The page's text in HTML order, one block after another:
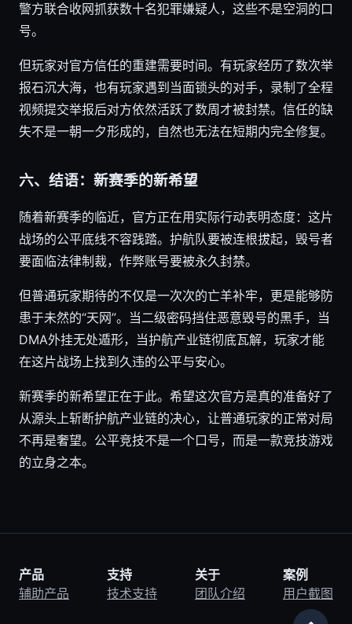
警方联合收网抓获数十名犯罪嫌疑人，这些不是空洞的口
号。
但玩家对官方信任的重建需要时间。有玩家经历了数次举
报石沉大海，也有玩家遇到当面锁头的对手，录制了全程
视频提交举报后对方依然活跃了数周才被封禁。信任的缺
失不是一朝一夕形成的，自然也无法在短期内完全修复。
六、结语：新赛季的新希望
随着新赛季的临近，官方正在用实际行动表明态度：这片
战场的公平底线不容践踏。护航队要被连根拔起，毁号者
要面临法律制裁，作弊账号要被永久封禁。
但普通玩家期待的不仅是一次次的亡羊补牢，更是能够防
患于未然的“天网”。当二级密码挡住恶意毁号的黑手，当
DMA外挂无处遁形，当护航产业链彻底瓦解，玩家才能
在这片战场上找到久违的公平与安心。
新赛季的新希望正在于此。希望这次官方是真的准备好了
从源头上斩断护航产业链的决心，让普通玩家的正常对局
不再是奢望。公平竞技不是一个口号，而是一款竞技游戏
的立身之本。
产品
辅助产品
支持
技术支持
关于
团队介绍
案例
用户截图